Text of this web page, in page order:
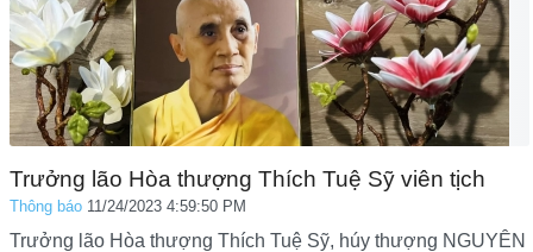
Trưởng lão Hòa thượng Thích Tuệ Sỹ viên tịch
Thông báo 11/24/2023 4:59:50 PM
Trưởng lão Hòa thượng Thích Tuệ Sỹ, húy thượng NGUYÊN